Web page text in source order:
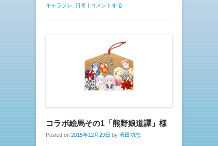
キャラフレ
日常 コメントする
コラボ絵馬その1「熊野娘道譚」様
Posted on 2015年12月29日 by 濱田功志